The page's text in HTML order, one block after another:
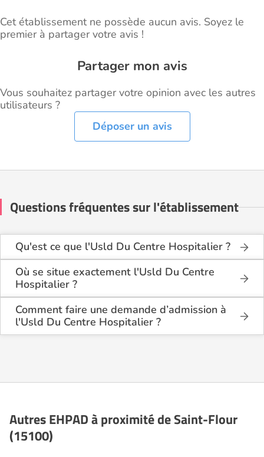
Cet établissement ne possède aucun avis. Soyez le
premier à partager votre avis !
Partager mon avis
Vous souhaitez partager votre opinion avec les autres
utilisateurs ?
Déposer un avis
Questions fréquentes sur l'établissement
Qu'est ce que l'Usld Du Centre Hospitalier ?
L'Usld Du Centre Hospitalier est une maison de
retraite médicalisée de type USLD (Unité de Soins
Longue Durée), hébergement permanent , située à
Saint-Flour (15100).
Où se situe exactement l'Usld Du Centre
Hospitalier ?
L'Usld Du Centre Hospitalier est située 2 Rue Du
Docteur Mallet à Saint-Flour (15100), dans
le Cantal (15).
Comment faire une demande d’admission à
l'Usld Du Centre Hospitalier ?
La demande s’effectue directement via le formulaire
les coûts et les démarches administratives
Autres EHPAD à proximité de Saint-Flour
(15100)